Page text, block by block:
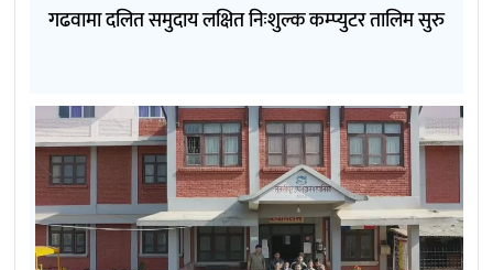
गढवामा दलित समुदाय लक्षित निःशुल्क कम्प्युटर तालिम सुरु